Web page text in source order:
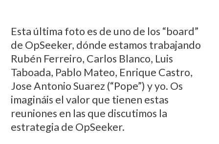
Esta última foto es de uno de los “board”
de OpSeeker, dónde estamos trabajando
Rubén Ferreiro, Carlos Blanco, Luis
Taboada, Pablo Mateo, Enrique Castro,
Jose Antonio Suarez (“Pope”) y yo. Os
imagináis el valor que tienen estas
reuniones en las que discutimos la
estrategia de OpSeeker.